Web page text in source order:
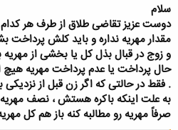
کلیک کنید تا
سلام
دوست عزیز تقاضی طلاق از طرف هر کدام
مقدار مهریه نداره و باید کلش پرداخت
و زوج در قبال بذل کل یا بخشی از مهریه
حال پرداخت یا عدم پرداخت مهریه هیچ
. فقط در حالتی که اگر زن قبل از
به علت اینکه باکره هستش ، نصف
صرفاً مهریه رو مطالبه کنه باز هم کل